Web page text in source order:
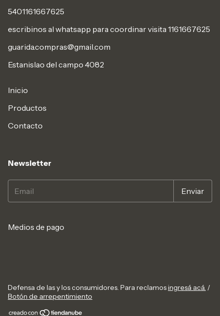
5401161667625
escribinos al whatsapp para coordinar visita 1161667625
guarida.compras@gmail.com
Estanislao del campo 4082
Inicio
Productos
Contacto
Newsletter
Medios de pago
Defensa de las y los consumidores. Para reclamosingresá acá. /
Botón de arrepentimiento